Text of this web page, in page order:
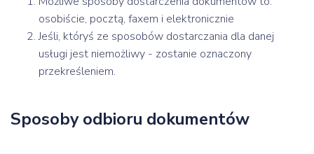
osobiście, pocztą, faxem i elektronicznie
Jeśli, któryś ze sposobów dostarczania dla danej
usługi jest niemożliwy - zostanie oznaczony
przekreśleniem.
Sposoby odbioru dokumentów